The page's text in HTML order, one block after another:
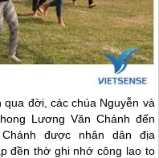
đời, các chúa Nguyễn và
Lương Văn Chánh đến
được nhân dân địa
đền thờ ghi nhớ công lao to